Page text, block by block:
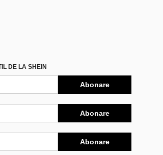
DE LA SHEIN
Abonare
Abonare
Abonare